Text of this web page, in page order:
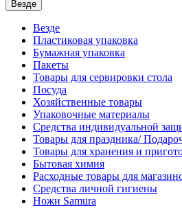
Везде
Везде
Пластиковая упаковка
Бумажная упаковка
Пакеты
Товары для сервировки стола
Посуда
Хозяйственные товары
Упаковочные материалы
Средства индивидуальной
Товары для праздника/
Товары для хранения и
Бытовая химия
Расходные товары для
Средства личной гигиены
Ножи Samura